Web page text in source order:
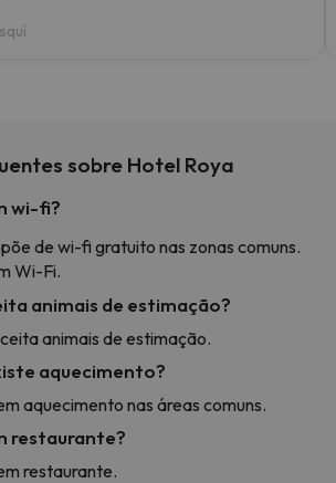
sobre Hotel Roya
wi-fi?
de wi-fi gratuito nas zonas comuns.
Wi-Fi.
animais de estimação?
animais de estimação.
aquecimento?
aquecimento nas áreas comuns.
restaurante?
restaurante.